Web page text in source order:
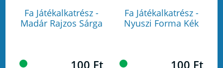
Fa Játékalkatrész -
Madár Rajzos Sárga
100 Ft
Fa Játékalkatrész -
Nyuszi Forma Kék
100 Ft